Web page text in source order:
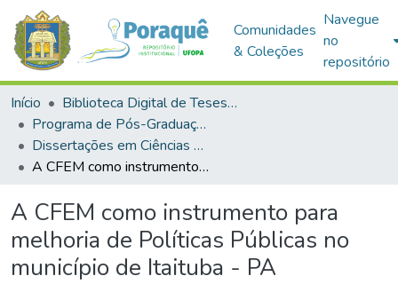
Comunidades
& Coleções
Navegue
no
repositório
Início
Biblioteca Digital de Teses e Dissertações (BDTD)
Programa de Pós-Graduação em Ciências da Sociedade (PPGCS)
Dissertações em Ciências da Sociedade (Mestrado)
A CFEM como instrumento para melhoria de Políticas Públicas no município de Itaituba - PA
A CFEM como instrumento para
melhoria de Políticas Públicas no
município de Itaituba - PA